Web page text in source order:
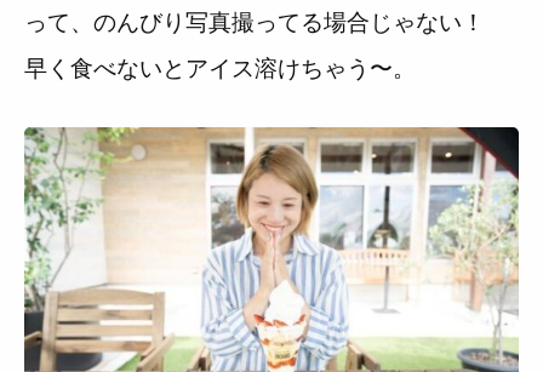
って、のんびり写真撮ってる場合じゃない！
早く食べないとアイス溶けちゃう〜。